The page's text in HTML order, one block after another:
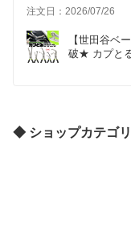
注文日：2026/07/26
【世田谷ベ
破★ カプと
◆ ショップカテゴ